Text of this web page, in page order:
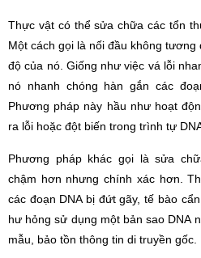
Thực vật có thể sửa chữa các tổn
Một cách gọi là nối đầu không
độ của nó. Giống như việc vá lỗi
nó nhanh chóng hàn gắn các
Phương pháp này hầu như hoạt
ra lỗi hoặc đột biến trong trình tự
Phương pháp khác gọi là sửa
chậm hơn nhưng chính xác hơn.
các đoạn DNA bị đứt gãy, tế bào
hư hỏng sử dụng một bản sao DNA
mẫu, bảo tồn thông tin di truyền gốc.